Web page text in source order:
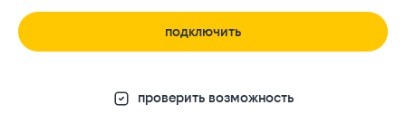
подключить
проверить возможность